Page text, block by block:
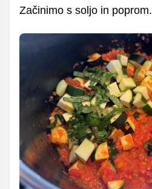
Začinimo s soljo in poprom.